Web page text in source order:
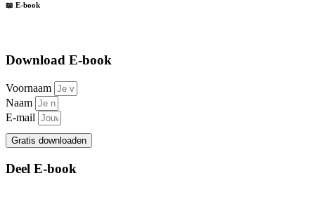
📖 E-book
Download E-book
Voornaam
Naam
E-mail
Gratis downloaden
Deel E-book